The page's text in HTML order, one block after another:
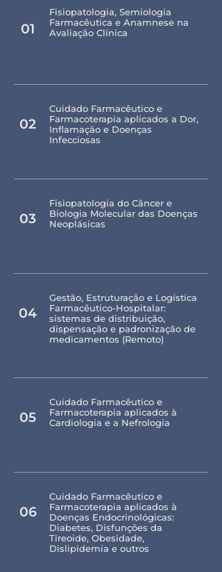
01
Fisiopatologia, Semiologia
Farmacêutica e Anamnese na
Avaliação Clínica
02
Cuidado Farmacêutico e
Farmacoterapia aplicados a Dor,
Inflamação e Doenças
Infecciosas
03
Fisiopatologia do Câncer e
Biologia Molecular das Doenças
Neoplásicas
04
Gestão, Estruturação e Logística
Farmacêutico-Hospitalar:
sistemas de distribuição,
dispensação e padronização de
medicamentos (Remoto)
05
Cuidado Farmacêutico e
Farmacoterapia aplicados à
Cardiologia e a Nefrologia
06
Cuidado Farmacêutico e
Farmacoterapia aplicados à
Doenças Endocrinológicas:
Diabetes, Disfunções da
Tireoide, Obesidade,
Dislipidemia e outros